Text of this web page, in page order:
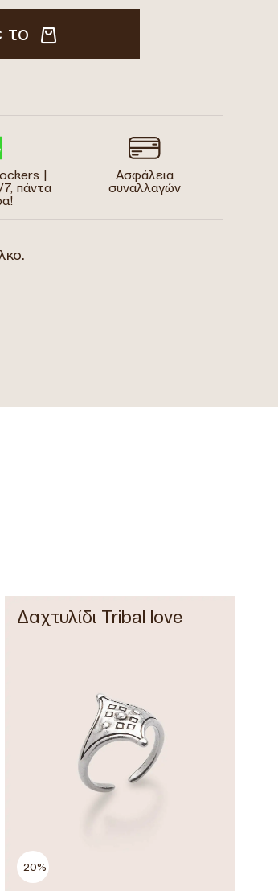
το
|
πάντα
Ασφάλεια
συναλλαγών
-20%
Δαχτυλίδι Tribal love